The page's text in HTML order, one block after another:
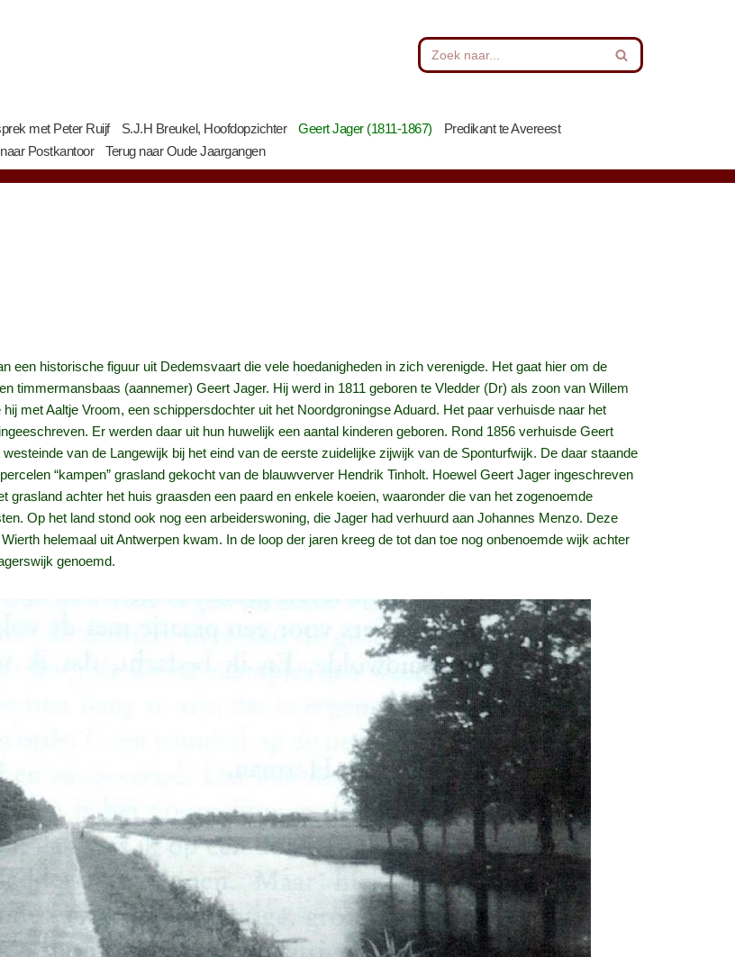
met Peter Ruijf S.J.H Breukel, Hoofdopzichter Geert Jager (1811-1867)
Predikant te Avereest
Postkantoor Terug naar Oude Jaargangen
een historische figuur uit Dedemsvaart die vele hoedanigheden in zich verenigde. Het gaat hier om de
timmermansbaas (aannemer) Geert Jager. Hij werd in 1811 geboren te Vledder (Dr) als zoon van Willem
met Aaltje Vroom, een schippersdochter uit het Noordgroningse Aduard. Het paar verhuisde naar het
Er werden daar uit hun huwelijk een aantal kinderen geboren. Rond 1856 verhuisde Geert
van de Langewijk bij het eind van de eerste zuidelijke zijwijk van de Sponturfwijk. De daar staande
“kampen” grasland gekocht van de blauwverver Hendrik Tinholt. Hoewel Geert Jager ingeschreven
achter het huis graasden een paard en enkele koeien, waaronder die van het zogenoemde
Op het land stond ook nog een arbeiderswoning, die Jager had verhuurd aan Johannes Menzo. Deze
helemaal uit Antwerpen kwam. In de loop der jaren kreeg de tot dan toe nog onbenoemde wijk achter
genoemd.